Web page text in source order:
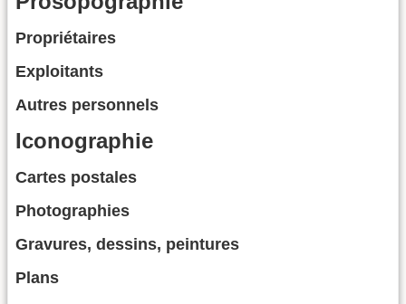
Propriétaires
Exploitants
Autres personnels
Iconographie
Cartes postales
Photographies
Gravures, dessins, peintures
Plans